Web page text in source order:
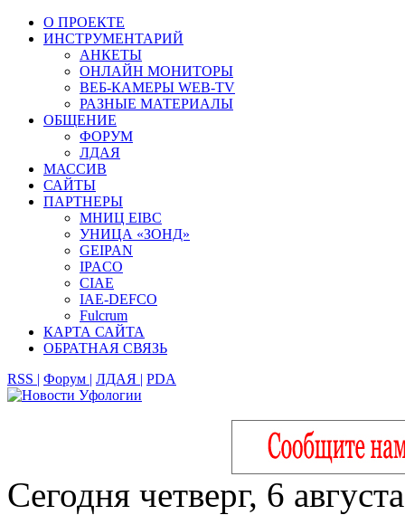
О ПРОЕКТЕ
ИНСТРУМЕНТАРИЙ
АНКЕТЫ
ОНЛАЙН МОНИТОРЫ
ВЕБ-КАМЕРЫ WEB-TV
РАЗНЫЕ МАТЕРИАЛЫ
ОБЩЕНИЕ
ФОРУМ
ЛДАЯ
МАССИВ
САЙТЫ
ПАРТНЕРЫ
МНИЦ EIBC
УНИЦА «ЗОНД»
GEIPAN
IPACO
CIAE
IAE-DEFCO
Fulcrum
КАРТА САЙТА
ОБРАТНАЯ СВЯЗЬ
RSS | Форум | ЛДАЯ | PDA
Сегодня четверг, 6